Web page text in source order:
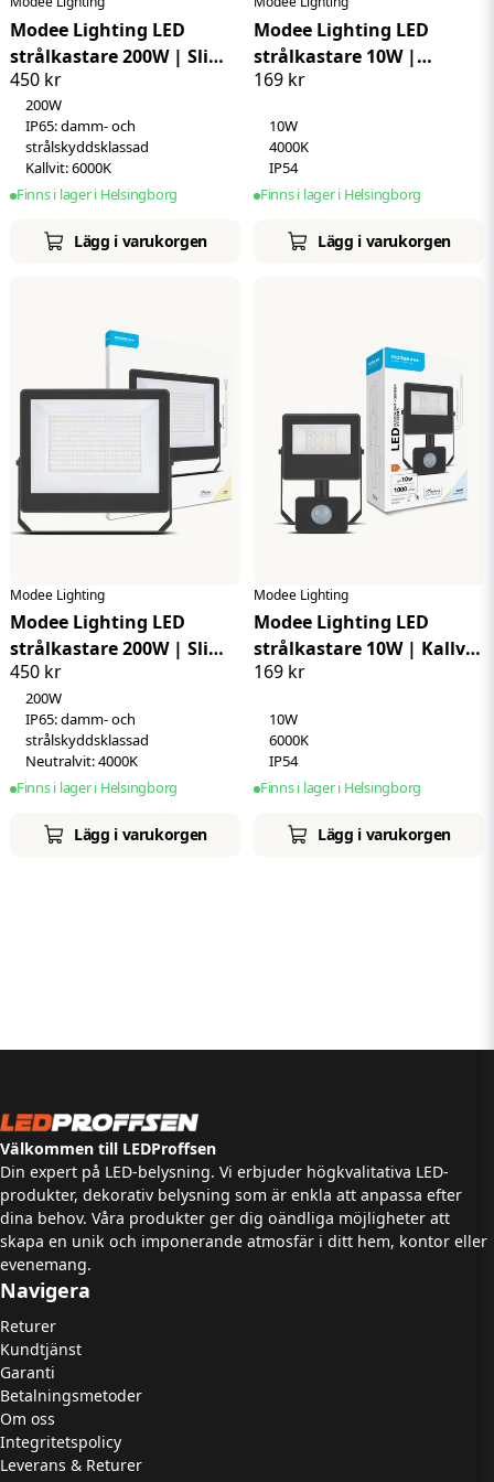
Modee Lighting LED
strålkastare 200W | Slim |
Kallvit 6000K | IP65
450 kr
200W
IP65: damm- och
strålskyddsklassad
Kallvit: 6000K
Finns i lager i Helsingborg
Lägg i varukorgen
Modee Lighting LED
strålkastare 10W |
Neutralvit 4000K | IP54 |
169 kr
10W
4000K
IP54
Finns i lager i Helsingborg
Lägg i varukorgen
Modee Lighting
Modee Lighting LED
strålkastare 200W | Slim |
Kallvit 4000K | IP65
450 kr
200W
IP65: damm- och
strålskyddsklassad
Neutralvit: 4000K
Finns i lager i Helsingborg
Lägg i varukorgen
Modee Lighting
Modee Lighting LED
strålkastare 10W | Kallvit
6000K | IP54 | + sensor
169 kr
10W
6000K
IP54
Finns i lager i Helsingborg
Lägg i varukorgen
Kvalitetsmärke
CE, RoHs
Välkommen till LEDProffsen
Din expert på LED-belysning. Vi erbjuder högkvalitativa LED-
produkter, dekorativ belysning som är enkla att anpassa efter
dina behov. Våra produkter ger dig oändliga möjligheter att
skapa en unik och imponerande atmosfär i ditt hem, kontor eller
evenemang.
Navigera
Returer
Kundtjänst
Garanti
Betalningsmetoder
Om oss
Integritetspolicy
Leverans & Returer